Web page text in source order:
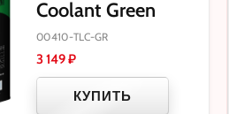
Coolant Green
00410-TLC-GR
3 149₽
КУПИТЬ